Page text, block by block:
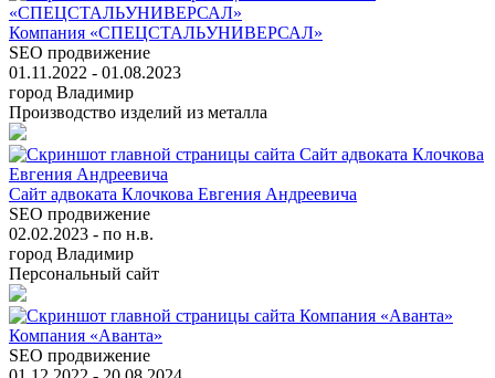
Компания «СПЕЦСТАЛЬУНИВЕРСАЛ»
SEO продвижение
01.11.2022 - 01.08.2023
город Владимир
Производство изделий из металла
Сайт адвоката Клочкова Евгения Андреевича
SEO продвижение
02.02.2023 - по н.в.
город Владимир
Персональный сайт
Компания «Аванта»
SEO продвижение